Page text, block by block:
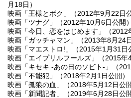
月18日）
映画「王様とボク」（2012年9月22日公
映画「ツナグ」（2012年10月6日公開）
映画「今日、恋をはじめます」（2012
映画「ガッチャマン」（2013年8月24
映画「マエストロ!」（2015年1月31日
映画「エイプリルフールズ」（2015年4
映画「キセキ -あの日のソビト-」（
映画「不能犯」（2018年2月1日公開）
映画「孤狼の血」（2018年5月12日公開
映画「新聞記者」（2019年6月28日公開